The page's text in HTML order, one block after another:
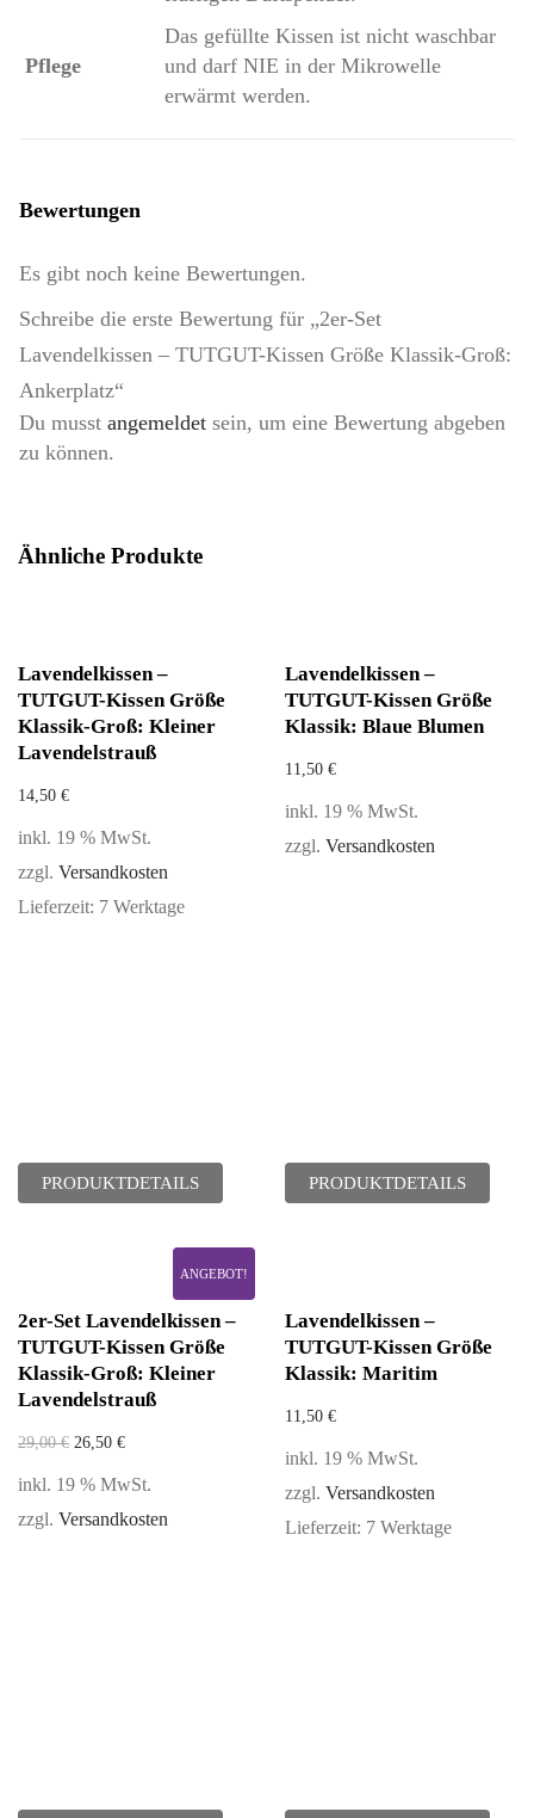
Pflege
Das gefüllte Kissen ist nicht waschbar
und darf NIE in der Mikrowelle
erwärmt werden.
Bewertungen
Es gibt noch keine Bewertungen.
Schreibe die erste Bewertung für „2er-Set
Lavendelkissen – TUTGUT-Kissen Größe Klassik-Groß:
Ankerplatz“
Du musst angemeldet sein, um eine Bewertung abgeben
zu können.
Ähnliche Produkte
Lavendelkissen –
TUTGUT-Kissen Größe
Klassik-Groß: Kleiner
Lavendelstrauß
14,50 €
inkl. 19 % MwSt.
zzgl. Versandkosten
Lieferzeit: 7 Werktage
PRODUKTDETAILS
Lavendelkissen –
TUTGUT-Kissen Größe
Klassik: Blaue Blumen
11,50 €
inkl. 19 % MwSt.
zzgl. Versandkosten
PRODUKTDETAILS
ANGEBOT!
2er-Set Lavendelkissen –
TUTGUT-Kissen Größe
Klassik-Groß: Kleiner
Lavendelstrauß
29,00€ 26,50 €
inkl. 19 % MwSt.
zzgl. Versandkosten
Lavendelkissen –
TUTGUT-Kissen Größe
Klassik: Maritim
11,50 €
inkl. 19 % MwSt.
zzgl. Versandkosten
Lieferzeit: 7 Werktage